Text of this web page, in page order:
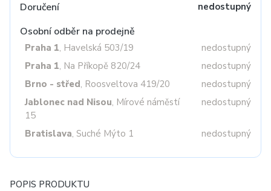
Doručení nedostupný
Osobní odběr na prodejně
Praha 1, Havelská 503/19
nedostupný
Praha 1, Na Příkopě 820/24
nedostupný
Brno - střed, Roosveltova 419/20
nedostupný
Jablonec nad Nisou, Mírové náměstí
15
nedostupný
Bratislava, Suché Mýto 1 nedostupný
POPIS PRODUKTU